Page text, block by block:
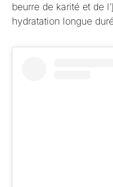
beurre de karité et de l’
hydratation longue